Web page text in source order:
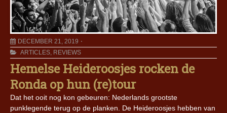
DECEMBER 21, 2019
ARTICLES, REVIEWS
Hemelse Heideroosjes rocken de
Ronda op hun (re)tour
Dat het ooit nog kon gebeuren: Nederlands grootste
punklegende terug op de planken. De Heideroosjes hebben van